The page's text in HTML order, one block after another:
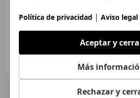
OCASIONPLUS ALCORCON
Política de privacidad | Aviso legal
Aceptar y
Más
Rechazar y